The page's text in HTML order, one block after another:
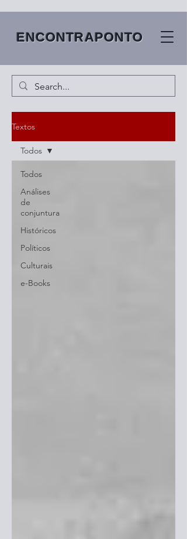
ENCONTRAPONTO
Textos
Todos
Análises
de
conjuntura
Históricos
Políticos
Culturais
e-Books
Todos